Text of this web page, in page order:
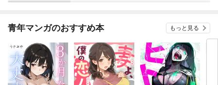
青年マンガのおすすめ本 もっと見る